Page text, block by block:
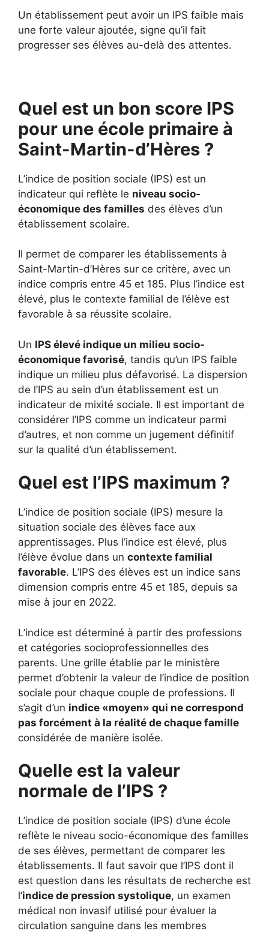
Un établissement peut avoir un IPS faible mais
une forte valeur ajoutée, signe qu’il fait
progresser ses élèves au-delà des attentes.
Quel est un bon score IPS
pour une école primaire à
Saint-Martin-d’Hères ?
L’indice de position sociale (IPS) est un
indicateur qui reflète le niveau socio-
économique des familles des élèves d’un
établissement scolaire.
Il permet de comparer les établissements à
Saint-Martin-d’Hères sur ce critère, avec un
indice compris entre 45 et 185. Plus l’indice est
élevé, plus le contexte familial de l’élève est
favorable à sa réussite scolaire.
Un IPS élevé indique un milieu socio-
économique favorisé, tandis qu’un IPS faible
indique un milieu plus défavorisé. La dispersion
de l’IPS au sein d’un établissement est un
indicateur de mixité sociale. Il est important de
considérer l’IPS comme un indicateur parmi
d’autres, et non comme un jugement définitif
sur la qualité d’un établissement.
Quel est l’IPS maximum ?
L’indice de position sociale (IPS) mesure la
situation sociale des élèves face aux
apprentissages. Plus l’indice est élevé, plus
l’élève évolue dans un contexte familial
favorable. L’IPS des élèves est un indice sans
dimension compris entre 45 et 185, depuis sa
mise à jour en 2022.
L’indice est déterminé à partir des professions
et catégories socioprofessionnelles des
parents. Une grille établie par le ministère
permet d’obtenir la valeur de l’indice de position
sociale pour chaque couple de professions. Il
s’agit d’un indice «moyen» qui ne correspond
pas forcément à la réalité de chaque famille
considérée de manière isolée.
Quelle est la valeur
normale de l’IPS ?
L’indice de position sociale (IPS) d’une école
reflète le niveau socio-économique des familles
de ses élèves, permettant de comparer les
établissements. Il faut savoir que l’IPS dont il
est question dans les résultats de recherche est
l’indice de pression systolique, un examen
médical non invasif utilisé pour évaluer la
circulation sanguine dans les membres